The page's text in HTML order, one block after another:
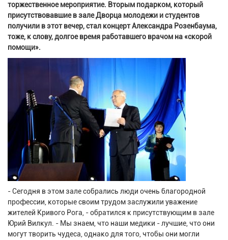
торжественное мероприятие. Вторым подарком, который
присутствовавшие в зале Дворца молодежи и студентов
получили в этот вечер, стал концерт Александра Розенбаума,
тоже, к слову, долгое время работавшего врачом на «скорой
помощи».
- Сегодня в этом зале собрались люди очень благородной
профессии, которые своим трудом заслужили уважение
жителей Кривого Рога, - обратился к присутствующим в зале
Юрий Вилкул. - Мы знаем, что наши медики - лучшие, что они
могут творить чудеса, однако для того, чтобы они могли